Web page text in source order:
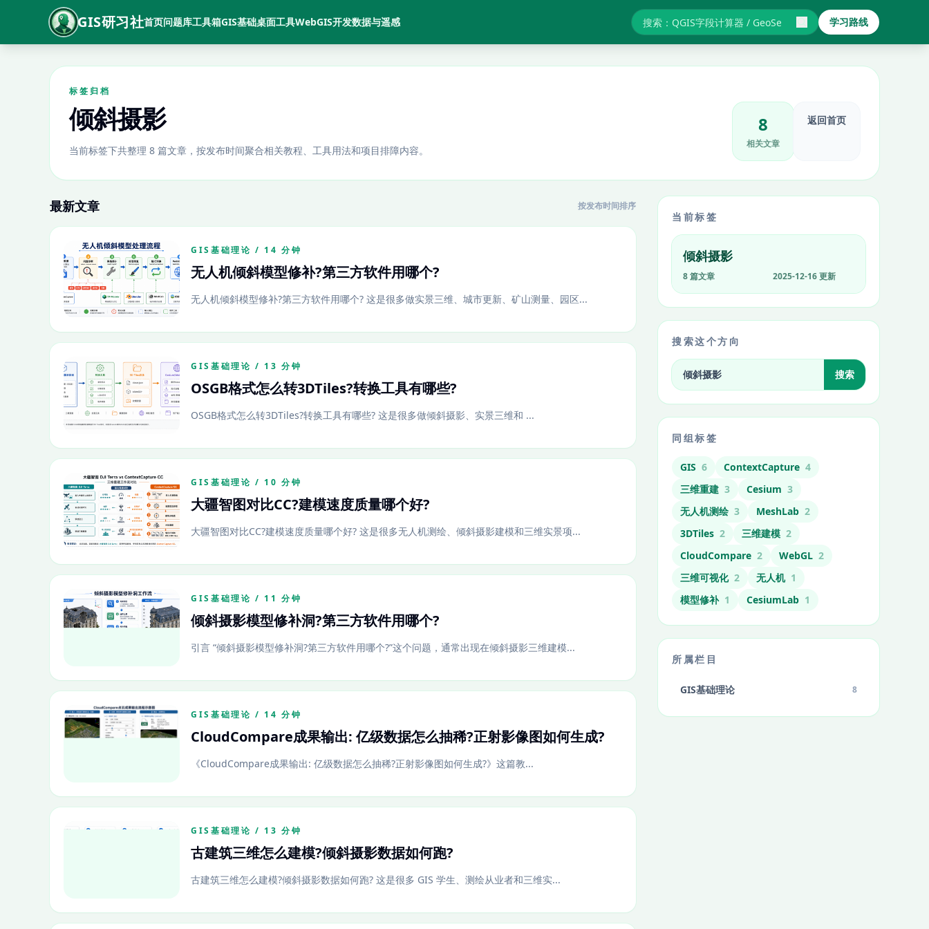
GIS研习社首页问题库工具箱GIS基础桌面工具WebGIS开发数据与遥感 搜索GIS教程与报错 学习路线
标签归档
倾斜摄影
当前标签下共整理 8 篇文章，按发布时间聚合相关教程、工具用法和项目排障内容。
8
相关文章
返回首页
最新文章 按发布时间排序
GIS基础理论 / 14 分钟
无人机倾斜模型修补?第三方软件用哪个?
无人机倾斜模型修补?第三方软件用哪个? 这是很多做实景三维、城市更新、矿山测量、园区...
GIS基础理论 / 13 分钟
OSGB格式怎么转3DTiles?转换工具有哪些?
OSGB格式怎么转3DTiles?转换工具有哪些? 这是很多做倾斜摄影、实景三维和 ...
GIS基础理论 / 10 分钟
大疆智图对比CC?建模速度质量哪个好?
大疆智图对比CC?建模速度质量哪个好? 这是很多无人机测绘、倾斜摄影建模和三维实景项...
GIS基础理论 / 11 分钟
倾斜摄影模型修补洞?第三方软件用哪个?
引言 “倾斜摄影模型修补洞?第三方软件用哪个?”这个问题，通常出现在倾斜摄影三维建模...
GIS基础理论 / 14 分钟
CloudCompare成果输出: 亿级数据怎么抽稀?正射影像图如何生成?
《CloudCompare成果输出: 亿级数据怎么抽稀?正射影像图如何生成?》这篇教...
GIS基础理论 / 13 分钟
古建筑三维怎么建模?倾斜摄影数据如何跑?
古建筑三维怎么建模?倾斜摄影数据如何跑? 这是很多 GIS 学生、测绘从业者和三维实...
当前标签
倾斜摄影
8 篇文章 2025-12-16 更新
搜索这个方向
搜索标签相关文章 搜索
同组标签
GIS 6 ContextCapture 4
三维重建 3 Cesium 3
无人机测绘 3 MeshLab 2
3DTiles 2 三维建模 2
CloudCompare 2 WebGL 2
三维可视化 2 无人机 1
模型修补 1 CesiumLab 1
所属栏目
GIS基础理论 8